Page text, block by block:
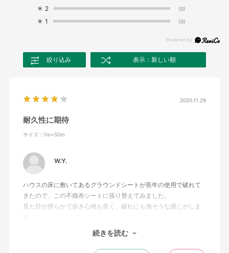
★ 2 (0)
★ 1 (0)
絞り込み 表示：新しい順
2020.11.29
耐久性に期待
サイズ：1m×50m
W.Y.
ハウスの床に敷いてあるグラウンドシートが長年の使用で破れて
きたので、この不織布シートに張り替えてみました。
見た目が滑らかで歩き心地も良く、破れにも強そうな感じがしま
グレーなどの明るめな色があればもっと良かったです。
続きを読む